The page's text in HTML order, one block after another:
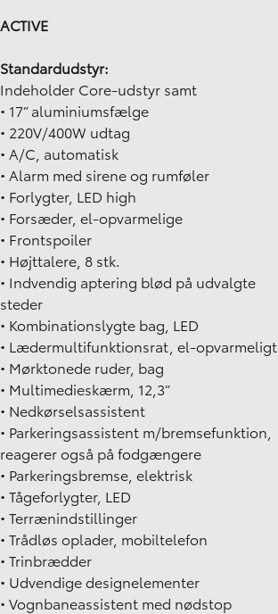
ACTIVE
Standardudstyr:
Indeholder Core-udstyr samt
• 17” aluminiumsfælge
• 220V/400W udtag
• A/C, automatisk
• Alarm med sirene og rumføler
• Forlygter, LED high
• Forsæder, el-opvarmelige
• Frontspoiler
• Højttalere, 8 stk.
• Indvendig aptering blød på udvalgte
steder
• Kombinationslygte bag, LED
• Lædermultifunktionsrat, el-opvarmeligt
• Mørktonede ruder, bag
• Multimedieskærm, 12,3”
• Nedkørselsassistent
• Parkeringsassistent m/bremsefunktion,
reagerer også på fodgængere
• Parkeringsbremse, elektrisk
• Tågeforlygter, LED
• Terrænindstillinger
• Trådløs oplader, mobiltelefon
• Trinbrædder
• Udvendige designelementer
• Vognbaneassistent med nødstop